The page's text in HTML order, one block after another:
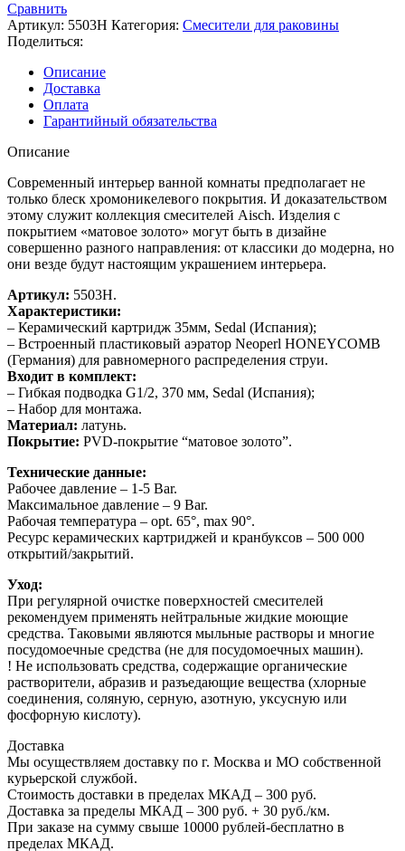
Сравнить
Артикул: 5503H Категория: Смесители для раковины
Поделиться:
Описание
Доставка
Оплата
Гарантийный обязательства
Описание
Современный интерьер ванной комнаты предполагает не
только блеск хромоникелевого покрытия. И доказательством
этому служит коллекция смесителей Aisch. Изделия с
покрытием «матовое золото» могут быть в дизайне
совершенно разного направления: от классики до модерна, но
они везде будут настоящим украшением интерьера.
Артикул: 5503H.
Характеристики:
– Керамический картридж 35мм, Sedal (Испания);
– Встроенный пластиковый аэратор Neoperl HONEYCOMB
(Германия) для равномерного распределения струи.
Входит в комплект:
– Гибкая подводка G1/2, 370 мм, Sedal (Испания);
– Набор для монтажа.
Материал: латунь.
Покрытие: PVD-покрытие “матовое золото”.
Технические данные:
Рабочее давление – 1-5 Bar.
Максимальное давление – 9 Bar.
Рабочая температура – opt. 65°, max 90°.
Ресурс керамических картриджей и кранбуксов – 500 000
открытий/закрытий.
Уход:
При регулярной очистке поверхностей смесителей
рекомендуем применять нейтральные жидкие моющие
средства. Таковыми являются мыльные растворы и многие
посудомоечные средства (не для посудомоечных машин).
! Не использовать средства, содержащие органические
растворители, абразив и разъедающие вещества (хлорные
соединения, соляную, серную, азотную, уксусную или
фосфорную кислоту).
Доставка
Мы осуществляем доставку по г. Москва и МО собственной
курьерской службой.
Стоимость доставки в пределах МКАД – 300 руб.
Доставка за пределы МКАД – 300 руб. + 30 руб./км.
При заказе на сумму свыше 10000 рублей-бесплатно в
пределах МКАД.